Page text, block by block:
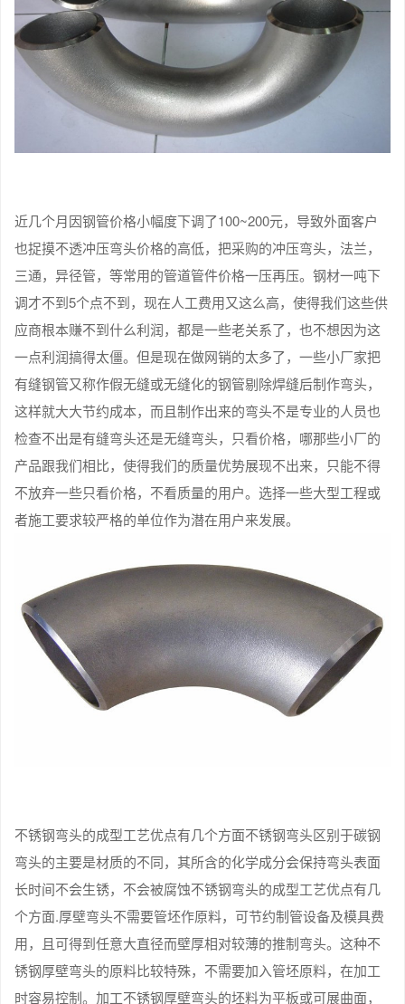
近几个月因钢管价格小幅度下调了100~200元，导致外面客户
也捉摸不透冲压弯头价格的高低，把采购的冲压弯头，法兰，
三通，异径管，等常用的管道管件价格一压再压。钢材一吨下
调才不到5个点不到，现在人工费用又这么高，使得我们这些供
应商根本赚不到什么利润，都是一些老关系了，也不想因为这
一点利润搞得太僵。但是现在做网销的太多了，一些小厂家把
有缝钢管又称作假无缝或无缝化的钢管剔除焊缝后制作弯头，
这样就大大节约成本，而且制作出来的弯头不是专业的人员也
检查不出是有缝弯头还是无缝弯头，只看价格，哪那些小厂的
产品跟我们相比，使得我们的质量优势展现不出来，只能不得
不放弃一些只看价格，不看质量的用户。选择一些大型工程或
者施工要求较严格的单位作为潜在用户来发展。
不锈钢弯头的成型工艺优点有几个方面不锈钢弯头区别于碳钢
弯头的主要是材质的不同，其所含的化学成分会保持弯头表面
长时间不会生锈，不会被腐蚀不锈钢弯头的成型工艺优点有几
个方面.厚壁弯头不需要管坯作原料，可节约制管设备及模具费
用，且可得到任意大直径而壁厚相对较薄的推制弯头。这种不
锈钢厚壁弯头的原料比较特殊，不需要加入管坯原料，在加工
时容易控制。加工不锈钢厚壁弯头的坯料为平板或可展曲面，